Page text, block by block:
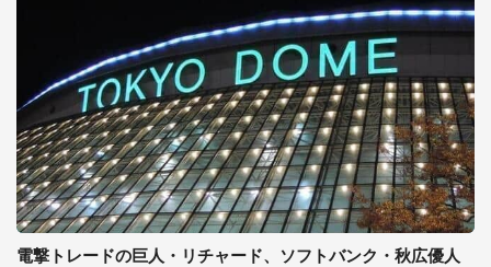
電撃トレードの巨人・リチャード、ソフトバンク・秋広優人